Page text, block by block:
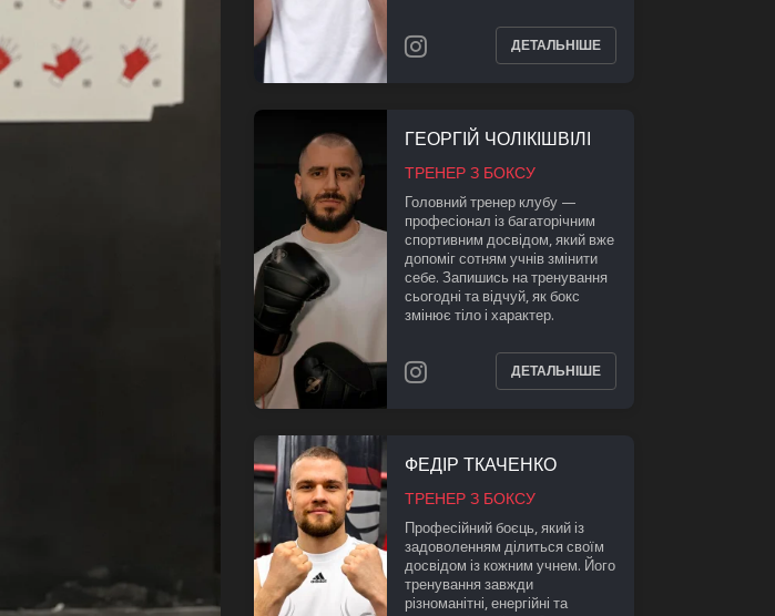
ДЕТАЛЬНІШЕ
ГЕОРГІЙ ЧОЛІКІШВІЛІ
ТРЕНЕР З БОКСУ
Головний тренер клубу —
професіонал із багаторічним
спортивним досвідом, який вже
допоміг сотням учнів змінити
себе. Запишись на тренування
сьогодні та відчуй, як бокс
змінює тіло і характер.
ДЕТАЛЬНІШЕ
ФЕДІР ТКАЧЕНКО
ТРЕНЕР З БОКСУ
Професійний боєць, який із
задоволенням ділиться своїм
досвідом із кожним учнем. Його
тренування завжди
різноманітні, енергійні та